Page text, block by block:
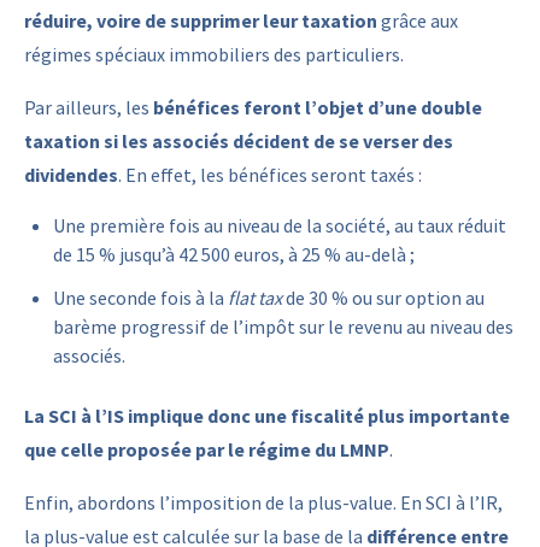
réduire, voire de supprimer leur taxation grâce aux
régimes spéciaux immobiliers des particuliers.
Par ailleurs, les bénéfices feront l’objet d’une double
taxation si les associés décident de se verser des
dividendes. En effet, les bénéfices seront taxés :
Une première fois au niveau de la société, au taux réduit
de 15 % jusqu’à 42 500 euros, à 25 % au-delà ;
Une seconde fois à la flat taxde 30 % ou sur option au
barème progressif de l’impôt sur le revenu au niveau des
associés.
La SCI à l’IS implique donc une fiscalité plus importante
que celle proposée par le régime du LMNP.
Enfin, abordons l’imposition de la plus-value. En SCI à l’IR,
la plus-value est calculée sur la base de la différence entre